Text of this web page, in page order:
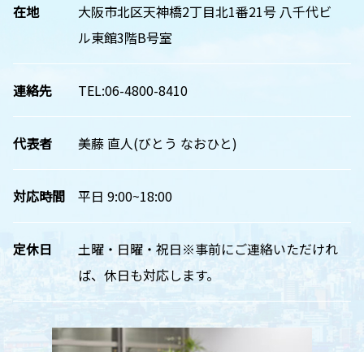
在地
大阪市北区天神橋2丁目北1番21号 八千代ビ
ル東館3階B号室
連絡先 TEL:06-4800-8410
代表者 美藤 直人(びとう なおひと)
対応時間 平日 9:00~18:00
定休日
土曜・日曜・祝日※事前にご連絡いただけれ
ば、休日も対応します。